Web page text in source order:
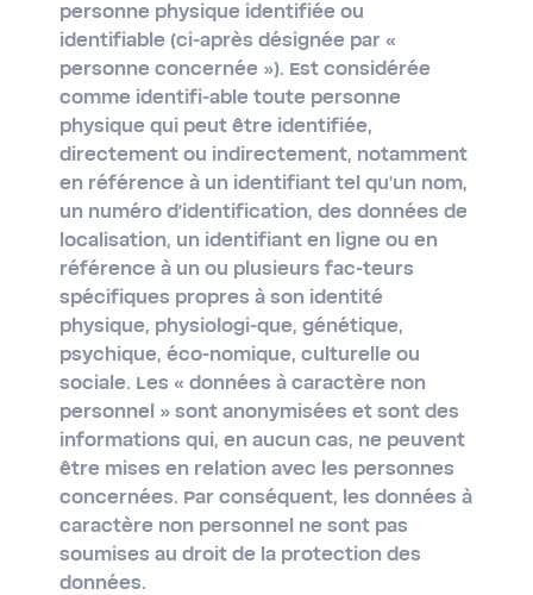
personne physique identifiée ou
identifiable (ci-après désignée par «
personne concernée »). Est considérée
comme identifi-able toute personne
physique qui peut être identifiée,
directement ou indirectement, notamment
en référence à un identifiant tel qu'un nom,
un numéro d'identification, des données de
localisation, un identifiant en ligne ou en
référence à un ou plusieurs fac-teurs
spécifiques propres à son identité
physique, physiologi-que, génétique,
psychique, éco-nomique, culturelle ou
sociale. Les « données à caractère non
personnel » sont anonymisées et sont des
informations qui, en aucun cas, ne peuvent
être mises en relation avec les personnes
concernées. Par conséquent, les données à
caractère non personnel ne sont pas
soumises au droit de la protection des
données.